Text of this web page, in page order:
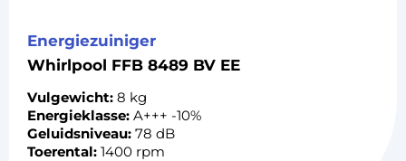
Energiezuiniger
Whirlpool FFB 8489 BV EE
Vulgewicht: 8 kg
Energieklasse: A+++ -10%
Geluidsniveau: 78 dB
Toerental: 1400 rpm